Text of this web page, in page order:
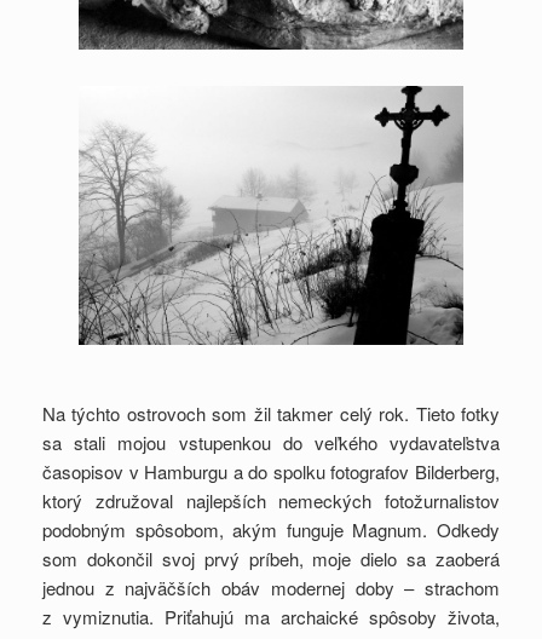
Na týchto ostrovoch som žil takmer celý rok. Tieto fotky
sa stali mojou vstupenkou do veľkého vydavateľstva
časopisov v Hamburgu a do spolku fotografov Bilderberg,
ktorý združoval najlepších nemeckých fotožurnalistov
podobným spôsobom, akým funguje Magnum. Odkedy
som dokončil svoj prvý príbeh, moje dielo sa zaoberá
jednou z najväčších obáv modernej doby – strachom
z vymiznutia. Priťahujú ma archaické spôsoby života,